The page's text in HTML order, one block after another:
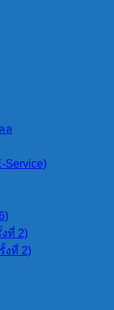
ล
Service)
ที่ 2)
งที่ 2)
ปี